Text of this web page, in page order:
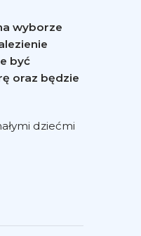
wyborze
być
oraz będzie
dziećmi